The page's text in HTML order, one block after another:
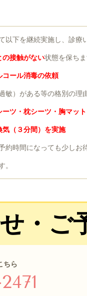
以下を継続実施し、診療
の接触がない状態を保ち
コール消毒の依頼
）がある等の格別の理
ーツ・枕シーツ・胸マッ
気（３分間）を実施
約時間になっても少しお
。
・ご
ちら